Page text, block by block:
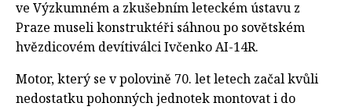
ve Výzkumném a zkušebním leteckém ústavu z
Praze museli konstruktéři sáhnou po sovětském
hvězdicovém devítiválci Ivčenko AI-14R.
Motor, který se v polovině 70. let letech začal kvůli
nedostatku pohonných jednotek montovat i do